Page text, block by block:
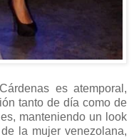
es atemporal,
tanto de día como de
manteniendo un look
la mujer venezolana,